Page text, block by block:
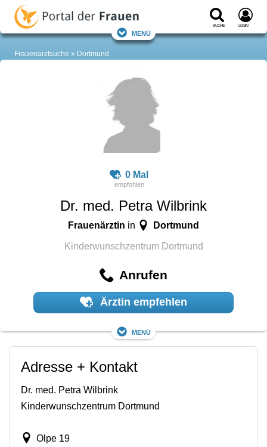
Suche Login
Menü
Frauenarztsuche Dortmund
0 Mal
Dr. med. Petra Wilbrink
Frauenärztin in Dortmund
Kinderwunschzentrum Dortmund
Anrufen
Ärztin empfehlen
Menü
Adresse + Kontakt
Dr. med. Petra Wilbrink
Kinderwunschzentrum Dortmund
Olpe 19